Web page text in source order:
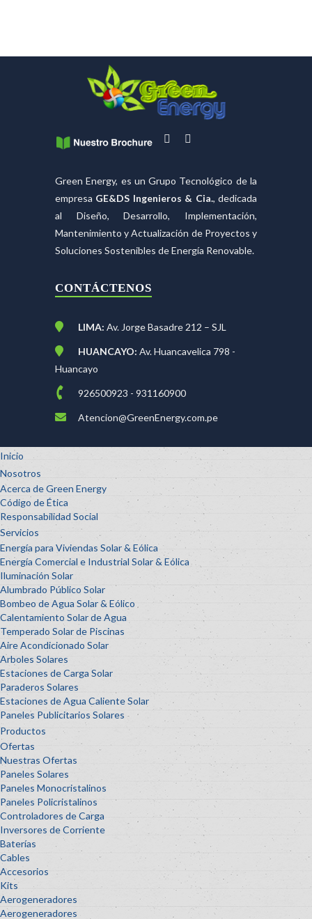
Green Energy, es un Grupo Tecnológico de la
empresa GE&DS Ingenieros & Cia., dedicada
al Diseño, Desarrollo, Implementación,
Mantenimiento y Actualización de Proyectos y
Soluciones Sostenibles de Energía Renovable.
CONTÁCTENOS
LIMA: Av. Jorge Basadre 212 – SJL
HUANCAYO: Av. Huancavelica 798 -
Huancayo
926500923 - 931160900
Atencion@GreenEnergy.com.pe
Inicio
Nosotros
Acerca de Green Energy
Código de Ética
Responsabilidad Social
Servicios
Energía para Viviendas Solar & Eólica
Energía Comercial e Industrial Solar & Eólica
Iluminación Solar
Alumbrado Público Solar
Bombeo de Agua Solar & Eólico
Calentamiento Solar de Agua
Temperado Solar de Piscinas
Aire Acondicionado Solar
Arboles Solares
Estaciones de Carga Solar
Paraderos Solares
Estaciones de Agua Caliente Solar
Paneles Publicitarios Solares
Productos
Ofertas
Nuestras Ofertas
Paneles Solares
Paneles Monocristalinos
Paneles Policristalinos
Controladores de Carga
Inversores de Corriente
Baterías
Cables
Accesorios
Kits
Aerogeneradores
Aerogeneradores